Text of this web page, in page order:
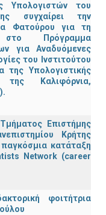
Υπολογιστών του
συγχαίρει την
Φατούρου για τη
Πρόγραμμα
για Αναδυόμενες
του Ινστιτούτου
της Υπολογιστικής
Καλιφόρνια,
Επιστήμης
Κρήτης
κατάταξη
Network (career
φοιτήτρια